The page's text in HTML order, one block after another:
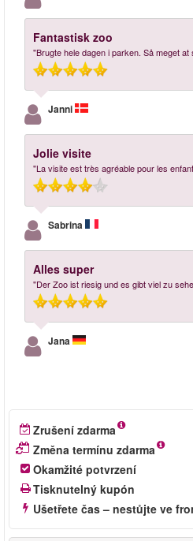
Fantastisk zoo
"Brugte hele dagen i parken. Så meget
Janni
Jolie visite
"La visite est très agréable pour les
Sabrina
Alles super
"Der Zoo ist riesig und es gibt viel zu
Jana
Zrušení zdarma
Změna termínu zdarma
Okamžité potvrzení
Tisknutelný kupón
Ušetřete čas – nestůjte ve